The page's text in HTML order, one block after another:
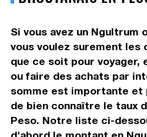
Si vous avez un Ngultrum
vous voulez surement les
que ce soit pour voyager,
ou faire des achats par
somme est importante et
de bien connaître le taux
Peso. Notre liste ci-